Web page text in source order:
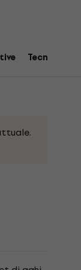
Tecniche